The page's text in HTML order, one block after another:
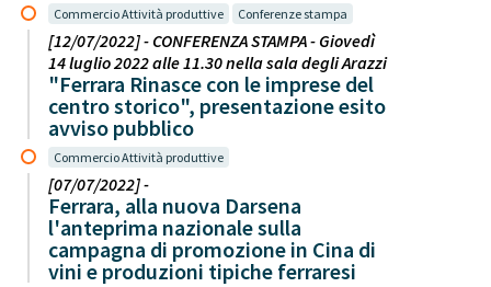
Commercio Attività produttive Conferenze stampa
[12/07/2022] - CONFERENZA STAMPA - Giovedì
14 luglio 2022 alle 11.30 nella sala degli Arazzi
"Ferrara Rinasce con le imprese del
centro storico", presentazione esito
avviso pubblico
Commercio Attività produttive
[07/07/2022] -
Ferrara, alla nuova Darsena
l'anteprima nazionale sulla
campagna di promozione in Cina di
vini e produzioni tipiche ferraresi